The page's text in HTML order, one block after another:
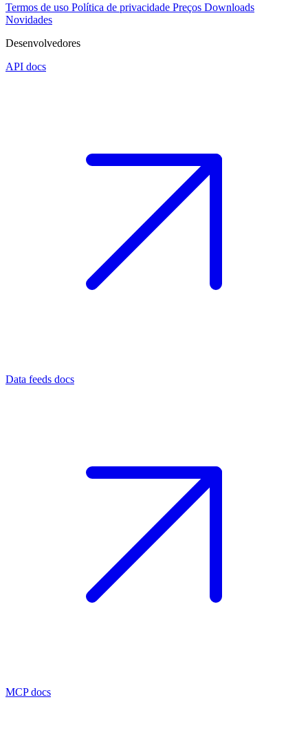
Termos de uso Política de privacidade Preços Downloads
Novidades
Desenvolvedores
API docs
Data feeds docs
MCP docs